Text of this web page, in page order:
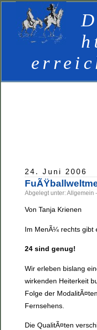
24. Juni 2006
Abgelegt unter:
Von Tanja Krienen
Im MenÃ¼ rechts gibt
24 sind genug!
Wir erleben bislang
wirkenden Heiterkeit
Folge der
Fernsehens.
Die QualitÃ¤ten